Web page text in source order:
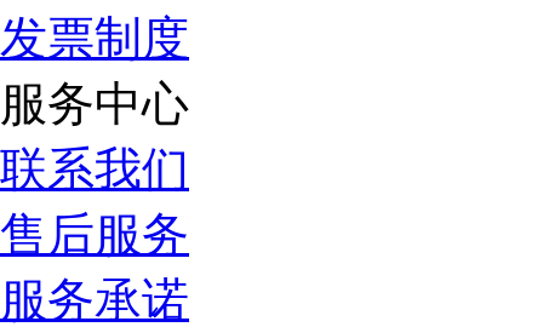
发票制度
服务中心
联系我们
售后服务
服务承诺